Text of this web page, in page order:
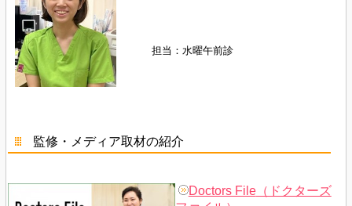
担当：水曜午前診
監修・メディア取材の紹介
Doctors File（ドクターズ